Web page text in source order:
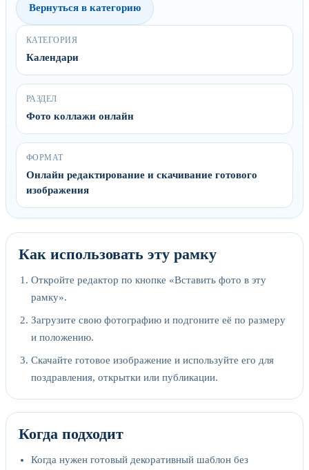
Вернуться в категорию
КАТЕГОРИЯ
Календари
РАЗДЕЛ
Фото коллажи онлайн
ФОРМАТ
Онлайн редактирование и скачивание готового
изображения
Как использовать эту рамку
Откройте редактор по кнопке «Вставить фото в эту
рамку».
Загрузите свою фотографию и подгоните её по размеру
и положению.
Скачайте готовое изображение и используйте его для
поздравления, открытки или публикации.
Когда подходит
Когда нужен готовый декоративный шаблон без